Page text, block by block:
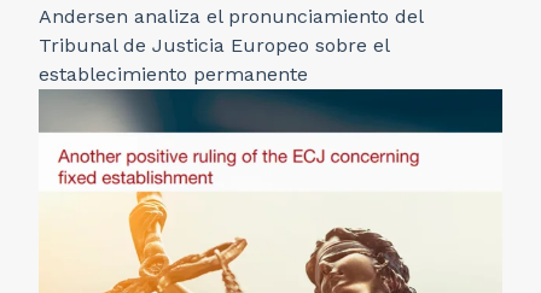
Andersen analiza el pronunciamiento del
Tribunal de Justicia Europeo sobre el
establecimiento permanente